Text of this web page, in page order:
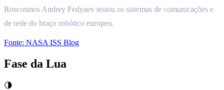
Roscosmos Andrey Fedyaev testou os sistemas de comunicações e
de rede do braço robótico europeu.
Fonte: NASA ISS Blog
Fase da Lua
🌗